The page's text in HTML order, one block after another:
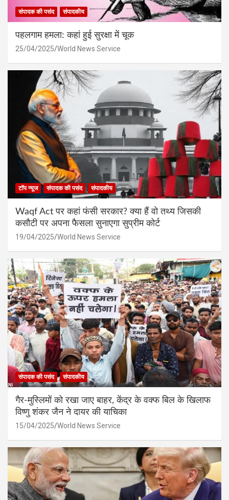
संपादक की पसंद संपादकीय
पहलगाम हमला: कहां हुई सुरक्षा में चूक
25/04/2025 World News Service
टॉप न्यूज संपादक की पसंद संपादकीय
Waqf Act पर कहां फंसी सरकार? क्या हैं वो तथ्य जिसकी
कसौटी पर अपना फैसला सुनाएगा सुप्रीम कोर्ट
19/04/2025 World News Service
संपादक की पसंद संपादकीय
गैर-मुस्लिमों को रखा जाए बाहर, केंद्र के वक्फ बिल के खिलाफ
विष्णु शंकर जैन ने दायर की याचिका
15/04/2025 World News Service